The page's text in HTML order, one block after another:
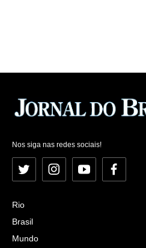
Nos siga nas redes sociais!
Twitter InstagramYouTubeFacebook
Rio
Brasil
Mundo